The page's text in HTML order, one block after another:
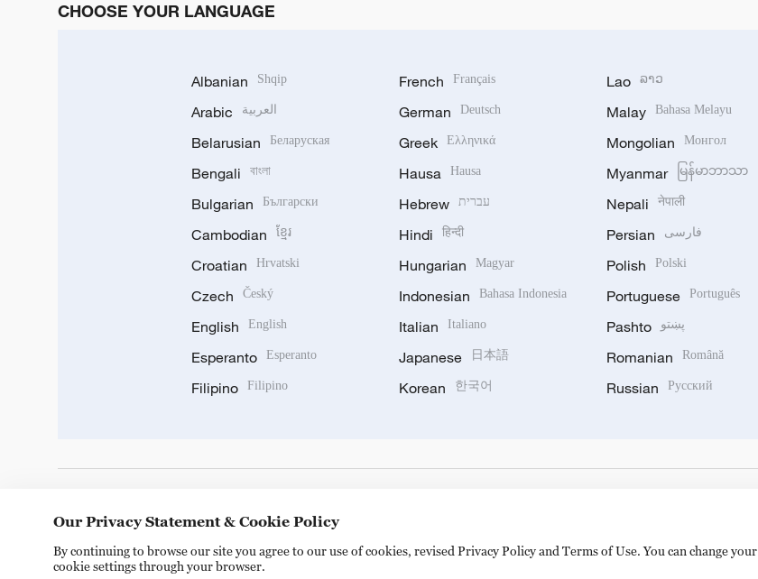
CHOOSE YOUR LANGUAGE
Albanian Shqip
Arabic العربية
Belarusian Беларуская
Bengali বাংলা
Bulgarian Български
Cambodian ខ្មែរ
Croatian Hrvatski
Czech Český
English English
Esperanto Esperanto
Filipino Filipino
French Français
German Deutsch
Greek Ελληνικά
Hausa Hausa
Hebrew עברית
Hindi हिन्दी
Hungarian Magyar
Indonesian Bahasa Indonesia
Italian Italiano
Japanese 日本語
Korean 한국어
Lao ລາວ
Malay Bahasa Melayu
Mongolian Монгол
Myanmar မြန်မာဘာသာ
Nepali नेपाली
Persian فارسی
Polish Polski
Portuguese Português
Pashto پښتو
Romanian Română
Russian Русский
Our Privacy Statement & Cookie Policy
By continuing to browse our site you agree to our use of cookies, revised Privacy Policy and Terms of Use. You can change your
cookie settings through your browser.